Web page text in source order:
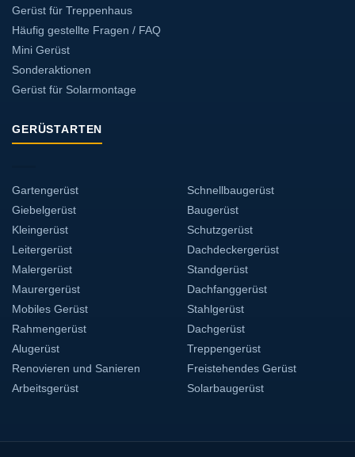
Gerüst für Treppenhaus
Häufig gestellte Fragen / FAQ
Mini Gerüst
Sonderaktionen
Gerüst für Solarmontage
GERÜSTARTEN
Gartengerüst
Giebelgerüst
Kleingerüst
Leitergerüst
Malergerüst
Maurergerüst
Mobiles Gerüst
Rahmengerüst
Alugerüst
Renovieren und Sanieren
Arbeitsgerüst
Schnellbaugerüst
Baugerüst
Schutzgerüst
Dachdeckergerüst
Standgerüst
Dachfanggerüst
Stahlgerüst
Dachgerüst
Treppengerüst
Freistehendes Gerüst
Solarbaugerüst